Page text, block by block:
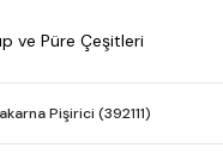
ve Püre Çeşitleri
Pişirici (392111)